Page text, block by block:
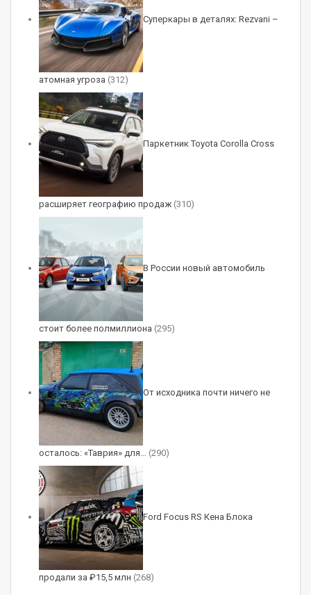
Суперкары в деталях: Rezvani –
атомная угроза (312)
Паркетник Toyota Corolla Cross
расширяет географию продаж (310)
В России новый автомобиль
стоит более полмиллиона (295)
От исходника почти ничего не
осталось: «Таврия» для… (290)
Ford Focus RS Кена Блока
продали за ₽15,5 млн (268)